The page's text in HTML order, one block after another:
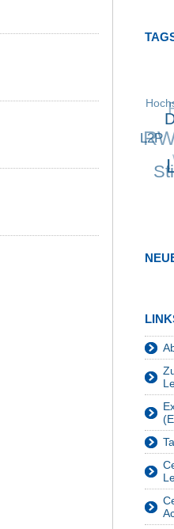
L2P